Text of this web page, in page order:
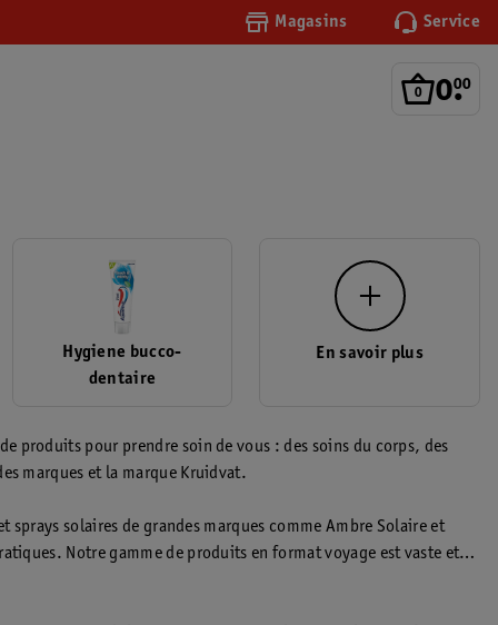
Magasins Service
0.
00
Hygiene bucco-
dentaire
Soins des mains Soins des pieds
En savoir plus
produits pour prendre soin de vous : des soins du corps, des
marques et la marque Kruidvat.
solaires de grandes marques comme Ambre Solaire et
Notre gamme de produits en format voyage est vaste et